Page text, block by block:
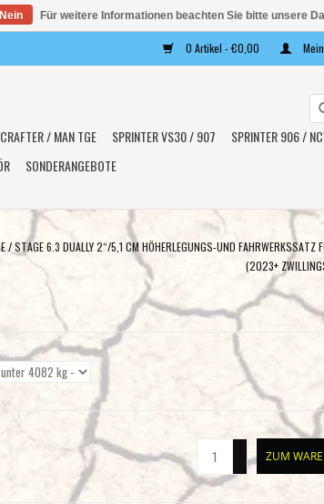
0 Artikel - €0,00
/ MAN TGE SPRINTER VS30 / 907
SPRINTER 906 /
SONDERANGEBOTE
/STAGE 6.3 DUALLY 2“/5,1 CM HÖHERLEGUNGS-UND
(2023+
ZUM
Nein Für weitere Informationen beachten Sie bitte unsere